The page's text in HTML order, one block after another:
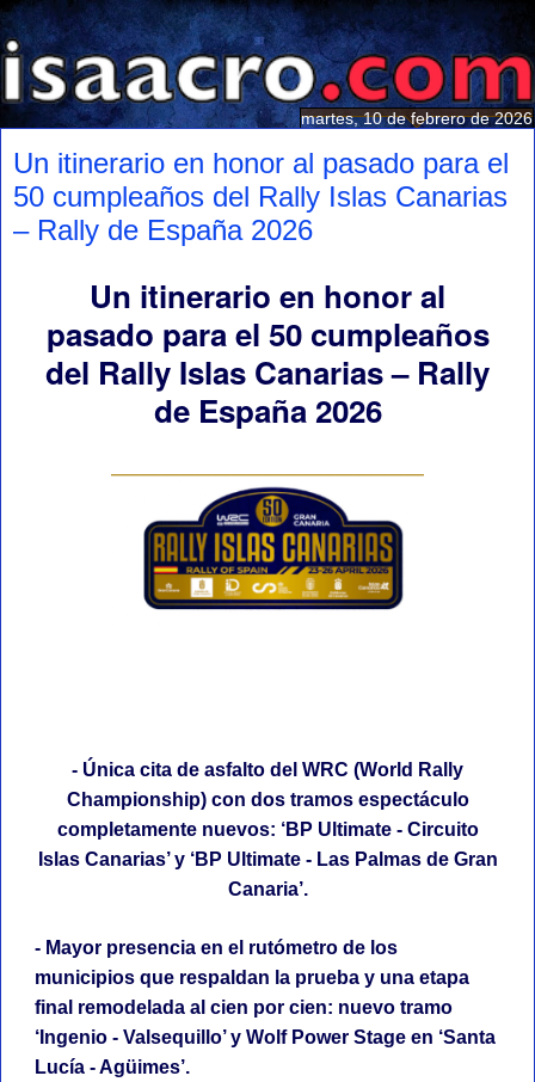
martes, 10 de febrero de 2026
Un itinerario en honor al pasado para el
50 cumpleaños del Rally Islas Canarias
– Rally de España 2026
Un itinerario en honor al
pasado para el 50 cumpleaños
del Rally Islas Canarias – Rally
de España 2026
- Única cita de asfalto del WRC (World Rally
Championship) con dos tramos espectáculo
completamente nuevos: ‘BP Ultimate - Circuito
Islas Canarias’ y ‘BP Ultimate - Las Palmas de Gran
Canaria’.
- Mayor presencia en el rutómetro de los
municipios que respaldan la prueba y una etapa
final remodelada al cien por cien: nuevo tramo
‘Ingenio - Valsequillo’ y Wolf Power Stage en ‘Santa
Lucía - Agüimes’.